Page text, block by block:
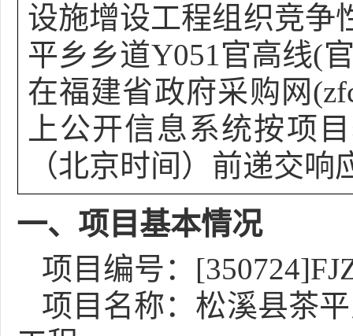
设施增设工程组织竞争
平乡乡道Y051官高线(
在福建省政府采购网
上公开信息系统按项
（北京时间）前递交响
一、项目基本情况
项目编号：
项目名称：松溪县茶